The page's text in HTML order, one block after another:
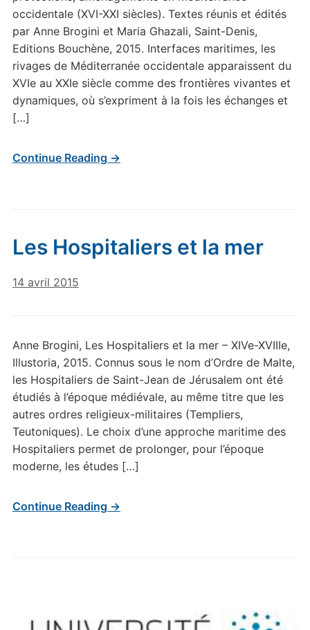
occidentale (XVI-XXI siècles). Textes réunis et édités
par Anne Brogini et Maria Ghazali, Saint-Denis,
Editions Bouchène, 2015. Interfaces maritimes, les
rivages de Méditerranée occidentale apparaissent du
XVIe au XXIe siècle comme des frontières vivantes et
dynamiques, où s’expriment à la fois les échanges et
[…]
Continue Reading →
Les Hospitaliers et la mer
14 avril 2015
Anne Brogini, Les Hospitaliers et la mer – XIVe-XVIIIe,
Illustoria, 2015. Connus sous le nom d’Ordre de Malte,
les Hospitaliers de Saint-Jean de Jérusalem ont été
étudiés à l’époque médiévale, au même titre que les
autres ordres religieux-militaires (Templiers,
Teutoniques). Le choix d’une approche maritime des
Hospitaliers permet de prolonger, pour l’époque
moderne, les études […]
Continue Reading →